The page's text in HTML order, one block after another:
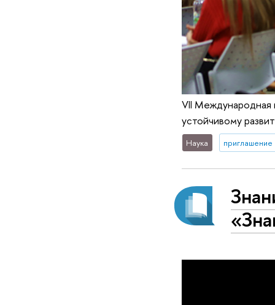
VII Международная
устойчивому
Наука приглашение